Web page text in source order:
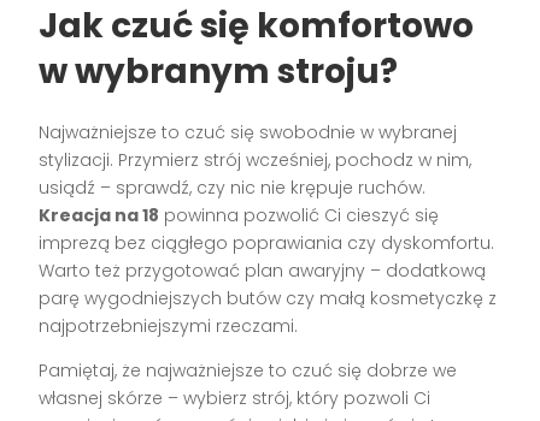
Jak czuć się komfortowo
w wybranym stroju?
Najważniejsze to czuć się swobodnie w wybranej
stylizacji. Przymierz strój wcześniej, pochodz w nim,
usiądź – sprawdź, czy nic nie krępuje ruchów.
Kreacja na 18 powinna pozwolić Ci cieszyć się
imprezą bez ciągłego poprawiania czy dyskomfortu.
Warto też przygotować plan awaryjny – dodatkową
parę wygodniejszych butów czy małą kosmetyczkę z
najpotrzebniejszymi rzeczami.
Pamiętaj, że najważniejsze to czuć się dobrze we
własnej skórze – wybierz strój, który pozwoli Ci